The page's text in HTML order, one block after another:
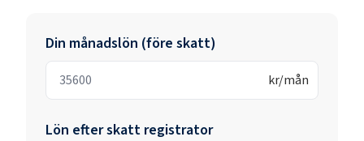
Din månadslön (före skatt)
kr/mån
Lön efter skatt registrator